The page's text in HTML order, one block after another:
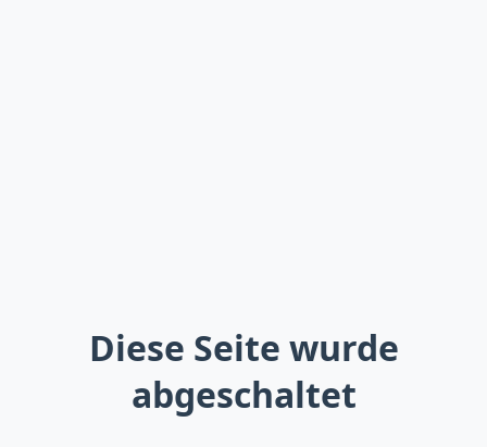
Diese Seite wurde
abgeschaltet